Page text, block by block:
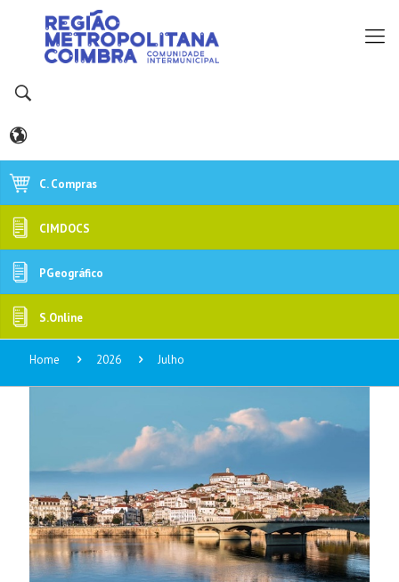
C. Compras
CIMDOCS
PGeográfico
S.Online
Home 2026 Julho